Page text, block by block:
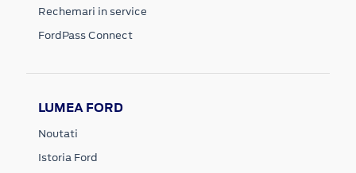
Rechemari in service
FordPass Connect
LUMEA FORD
Noutati
Istoria Ford